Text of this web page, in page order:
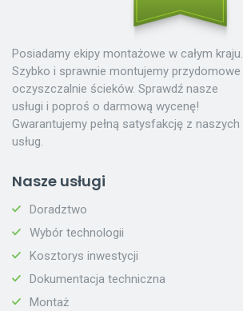
Posiadamy ekipy montażowe w całym kraju.
Szybko i sprawnie montujemy przydomowe
oczyszczalnie ścieków. Sprawdź nasze
usługi i poproś o darmową wycenę!
Gwarantujemy pełną satysfakcję z naszych
usług.
Nasze usługi
Doradztwo
Wybór technologii
Kosztorys inwestycji
Dokumentacja techniczna
Montaż